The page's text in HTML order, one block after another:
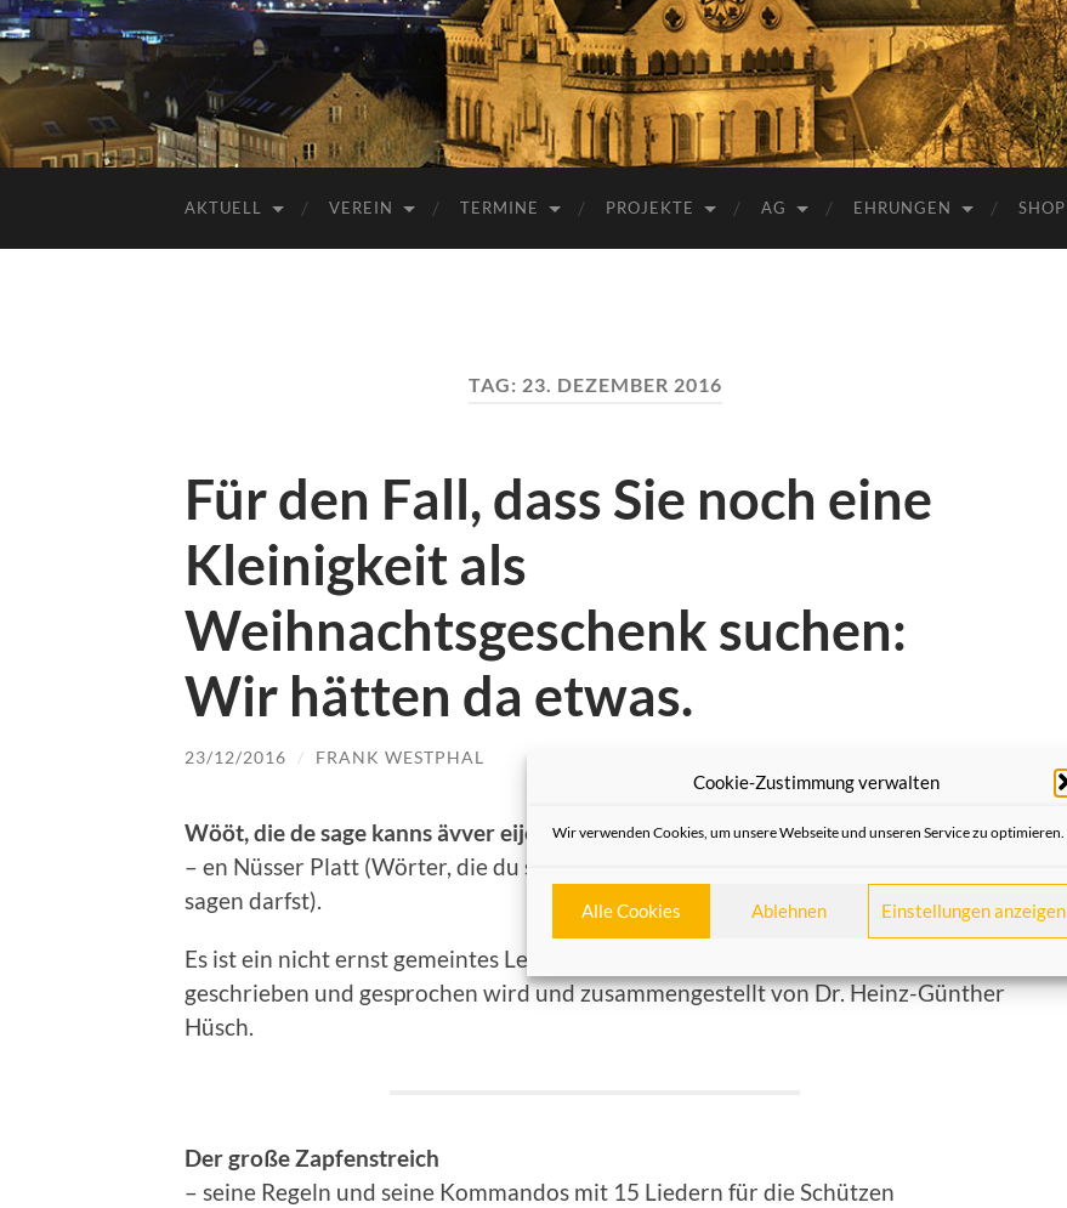
Cookie-Zustimmung verwalten
Wir verwenden Cookies, um unsere Webseite und unseren Service zu optimieren.
Alle Cookies Ablehnen Einstellungen anzeigen
AKTUELL VEREIN TERMINE PROJEKTE AG EHRUNGEN SHOP
TAG: 23. DEZEMBER 2016
Für den Fall, dass Sie noch eine
Kleinigkeit als
Weihnachtsgeschenk suchen:
Wir hätten da etwas.
23/12/2016 / FRANK WESTPHAL
Wööt, die de sage kanns ävver eijentlech net emmer sage dörfs
– en Nüsser Platt (Wörter, die du sagen kannst – aber eigentlich nicht immer
sagen darfst).
Es ist ein nicht ernst gemeintes Lehrbuch, entnommen aus dem, was in Neuss
geschrieben und gesprochen wird und zusammengestellt von Dr. Heinz-Günther
Hüsch.
Der große Zapfenstreich
– seine Regeln und seine Kommandos mit 15 Liedern für die Schützen